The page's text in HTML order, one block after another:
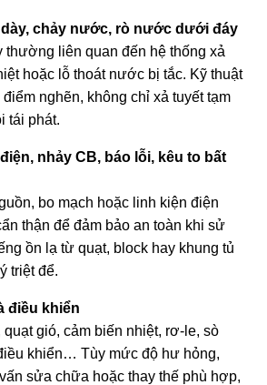
chảy nước, rò nước dưới đáy
thường liên quan đến hệ thống xả
hoặc lỗ thoát nước bị tắc. Kỹ thuật
nghẽn, không chỉ xả tuyết tạm
tái phát.
nhảy CB, báo lỗi, kêu to bất
bo mạch hoặc linh kiện điện
thận để đảm bảo an toàn khi sử
ồn lạ từ quạt, block hay khung tủ
triệt để.
điều khiển
quạt gió, cảm biến nhiệt, rơ-le, sò
khiển… Tùy mức độ hư hỏng,
sửa chữa hoặc thay thế phù hợp,